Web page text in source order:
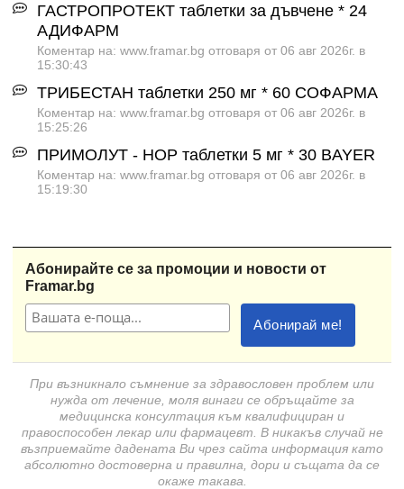
ГАСТРОПРОТЕКТ таблетки за дъвчене * 24
АДИФАРМ
Коментар на: www.framar.bg отговаря от 06 авг 2026г. в
15:30:43
ТРИБЕСТАН таблетки 250 мг * 60 СОФАРМА
Коментар на: www.framar.bg отговаря от 06 авг 2026г. в
15:25:26
ПРИМОЛУТ - НОР таблетки 5 мг * 30 BAYER
Коментар на: www.framar.bg отговаря от 06 авг 2026г. в
15:19:30
Абонирайте се за промоции и новости от
Framar.bg
При възникнало съмнение за здравословен проблем или
нужда от лечение, моля винаги се обръщайте за
медицинска консултация към квалифициран и
правоспособен лекар или фармацевт. В никакъв случай не
възприемайте дадената Ви чрез сайта информация като
абсолютно достоверна и правилна, дори и същата да се
окаже такава.